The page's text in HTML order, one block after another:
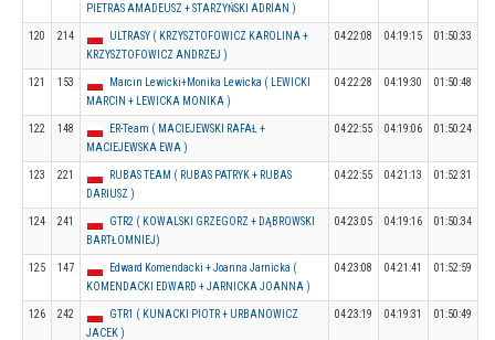
PIETRAS AMADEUSZ + STARZYŃSKI ADRIAN )
120 214
ULTRASY ( KRZYSZTOFOWICZ KAROLINA +
KRZYSZTOFOWICZ ANDRZEJ )
04:22:08 04:19:15 01:50:33
121 153
Marcin Lewicki+Monika Lewicka ( LEWICKI
MARCIN + LEWICKA MONIKA )
04:22:28 04:19:30 01:50:48
122 148
ER-Team ( MACIEJEWSKI RAFAŁ +
MACIEJEWSKA EWA )
04:22:55 04:19:06 01:50:24
123 221
RUBAS TEAM ( RUBAS PATRYK + RUBAS
DARIUSZ )
04:22:55 04:21:13 01:52:31
124 241
GTR2 ( KOWALSKI GRZEGORZ + DĄBROWSKI
BARTŁOMNIEJ)
04:23:05 04:19:16 01:50:34
125 147
Edward Komendacki + Joanna Jarnicka (
KOMENDACKI EDWARD + JARNICKA JOANNA )
04:23:08 04:21:41 01:52:59
126 242
GTR1 ( KUNACKI PIOTR + URBANOWICZ
JACEK )
04:23:19 04:19:31 01:50:49